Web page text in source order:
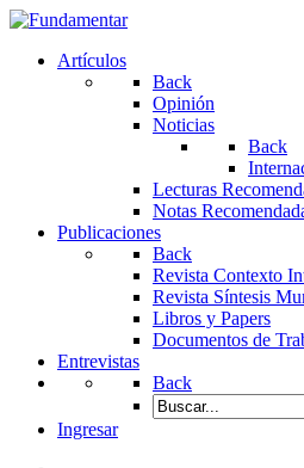
Artículos
Back
Opinión
Noticias
Back
Lecturas
Notas
Publicaciones
Back
Revista Contexto
Revista Síntesis
Libros y Papers
Documentos de
Entrevistas
Back
Ingresar